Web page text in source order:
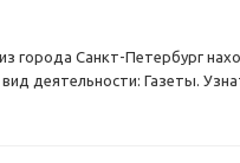
города Санкт-Петербург
деятельности: Газеты.